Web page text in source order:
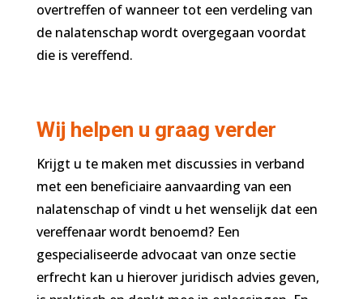
overtreffen of wanneer tot een verdeling van
de nalatenschap wordt overgegaan voordat
die is vereffend.
Wij helpen u graag verder
Krijgt u te maken met discussies in verband
met een beneficiaire aanvaarding van een
nalatenschap of vindt u het wenselijk dat een
vereffenaar wordt benoemd? Een
gespecialiseerde advocaat van onze sectie
erfrecht kan u hierover juridisch advies geven,